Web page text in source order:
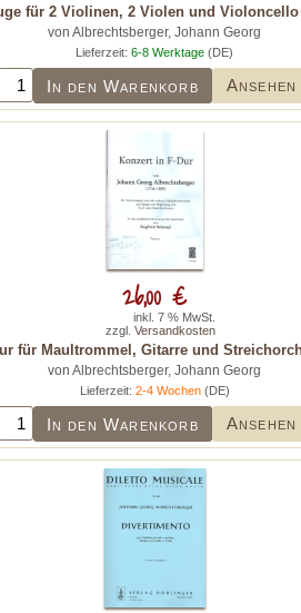
für 2 Violinen, 2 Violen und
von Albrechtsberger, Johann Georg
Lieferzeit: 6-8 Werktage (DE)
In den Warenkorb Ansehen
für Maultrommel, Gitarre und
von Albrechtsberger, Johann Georg
Lieferzeit: 2-4 Wochen(DE)
In den Warenkorb Ansehen
26,00 €
inkl. 7 % MwSt.
zzgl. Versandkosten